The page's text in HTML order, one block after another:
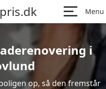
Menu
i
op, så den fremstår